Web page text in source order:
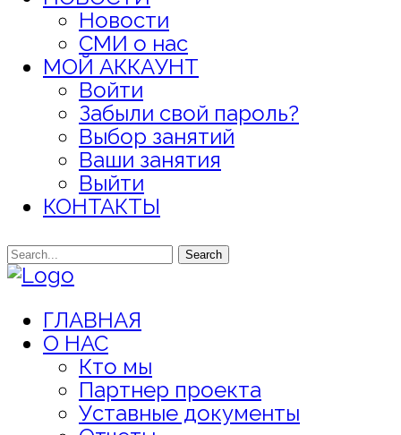
Новости
СМИ о нас
МОЙ АККАУНТ
Войти
Забыли свой пароль?
Выбор занятий
Ваши занятия
Выйти
КОНТАКТЫ
Search
ГЛАВНАЯ
О НАС
Кто мы
Партнер проекта
Уставные документы